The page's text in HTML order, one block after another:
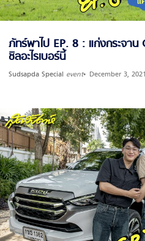
ภัทร์พาไป EP. 8 : แก่งกระจา
ชิลอะไรเบอร์นี้
Sudsapda Special event December 3, 2021